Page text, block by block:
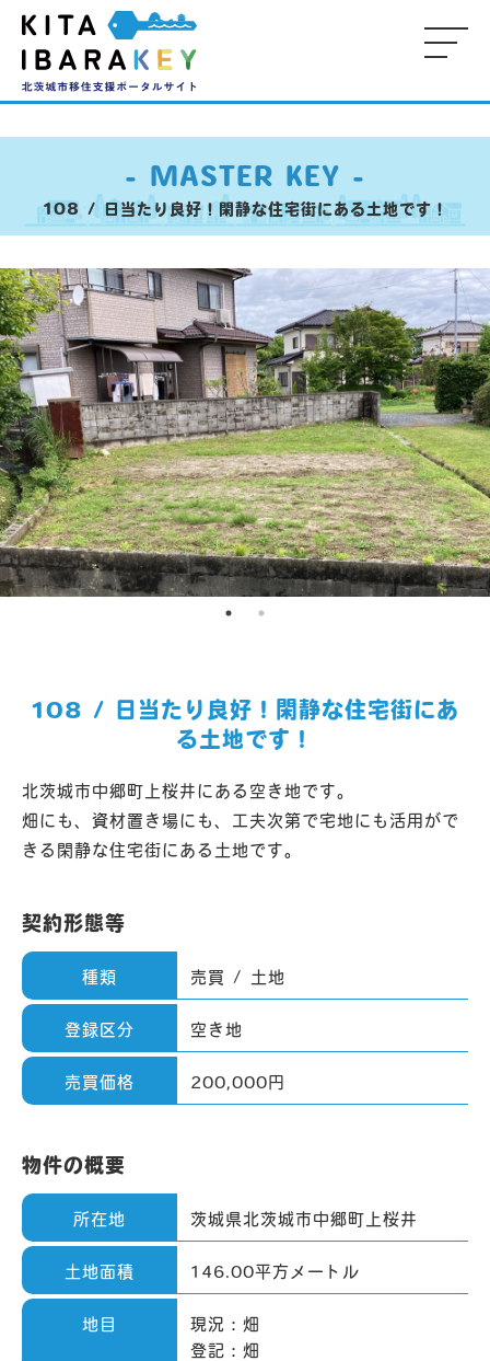
-
-
-
-
- MASTER KEY -
108 / 日当たり良好！閑静な住宅街にある土地です！
108 / 日当たり良好！閑静な住宅街にあ
る土地です！
北茨城市中郷町上桜井にある空き地です。
畑にも、資材置き場にも、工夫次第で宅地にも活用がで
きる閑静な住宅街にある土地です。
契約形態等
種類 売買 / 土地
登録区分 空き地
売買価格 200,000円
物件の概要
所在地 茨城県北茨城市中郷町上桜井
土地面積 146.00平方メートル
地目
現況：畑
登記：畑